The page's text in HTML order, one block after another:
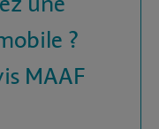
?
MAAF